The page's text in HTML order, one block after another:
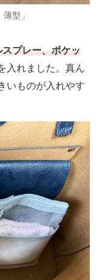
型」
プレー、ポケッ
入れました。真ん
いものが入れやす